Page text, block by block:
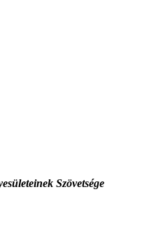
Szövetsége